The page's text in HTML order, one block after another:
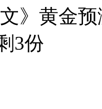
》黄金
3份